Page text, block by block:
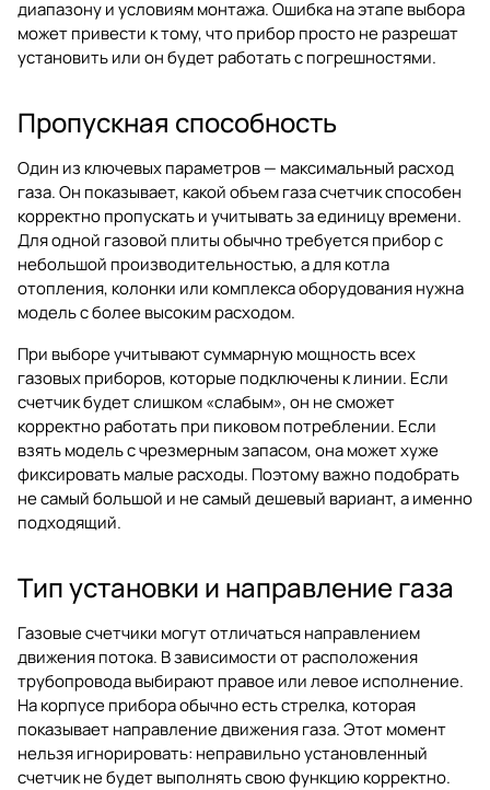
диапазону и условиям монтажа. Ошибка на этапе выбора
может привести к тому, что прибор просто не разрешат
установить или он будет работать с погрешностями.
Пропускная способность
Один из ключевых параметров — максимальный расход
газа. Он показывает, какой объем газа счетчик способен
корректно пропускать и учитывать за единицу времени.
Для одной газовой плиты обычно требуется прибор с
небольшой производительностью, а для котла
отопления, колонки или комплекса оборудования нужна
модель с более высоким расходом.
При выборе учитывают суммарную мощность всех
газовых приборов, которые подключены к линии. Если
счетчик будет слишком «слабым», он не сможет
корректно работать при пиковом потреблении. Если
взять модель с чрезмерным запасом, она может хуже
фиксировать малые расходы. Поэтому важно подобрать
не самый большой и не самый дешевый вариант, а именно
подходящий.
Тип установки и направление газа
Газовые счетчики могут отличаться направлением
движения потока. В зависимости от расположения
трубопровода выбирают правое или левое исполнение.
На корпусе прибора обычно есть стрелка, которая
показывает направление движения газа. Этот момент
нельзя игнорировать: неправильно установленный
счетчик не будет выполнять свою функцию корректно.